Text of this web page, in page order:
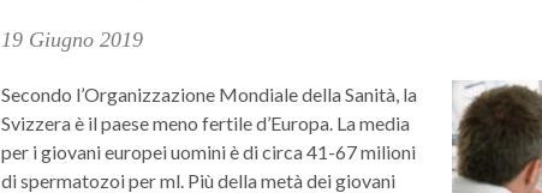
19 Giugno 2019
Secondo l’Organizzazione Mondiale della Sanità, la
Svizzera è il paese meno fertile d’Europa. La media
per i giovani europei uomini è di circa 41-67 milioni
di spermatozoi per ml. Più della metà dei giovani